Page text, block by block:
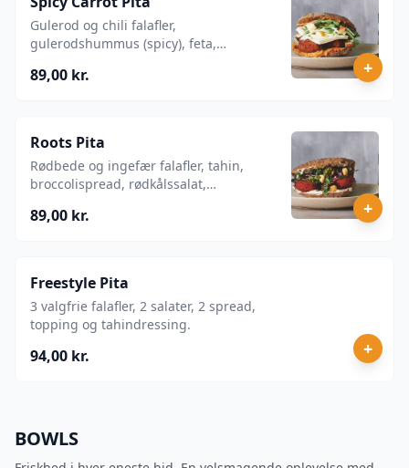
Gulerod og chili falafler,
gulerodshummus (spicy), feta,
tahindressing.
89,00 kr. +
Roots Pita
Rødbede og ingefær falafler, tahin,
broccolispread, rødkålssalat,
89,00 kr. +
Freestyle Pita
3 valgfrie falafler, 2 salater, 2 spread,
topping og tahindressing.
94,00 kr. +
BOWLS